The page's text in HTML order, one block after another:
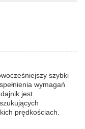
szybki
wymagań
jest
prędkościach.